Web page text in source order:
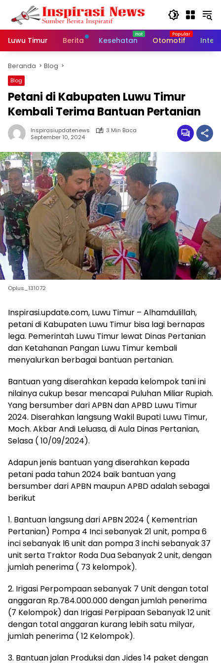
Langsung
konten
Luwu Timur
Berita Kesehatan Otomotif
Beranda Blog
Blog
Petani di Kabupaten Luwu Timur
Kembali Terima Bantuan Pertanian
Inspirasiupdatenews
3 Min Baca
September 10, 2024
Oplus_131072
Inspirasi.update.com, Luwu Timur – Alhamdulillah,
petani di Kabupaten Luwu Timur bisa lagi bernapas
lega. Pemerintah Luwu Timur lewat Dinas Pertanian
dan Ketahanan Pangan Luwu Timur kembali
menyalurkan berbagai bantuan pertanian.
Bantuan yang diserahkan kepada kelompok tani ini
nilainya cukup besar mencapai Puluhan Miliar Rupiah.
Yang bersumber dari APBN dan APBD Luwu Timur
2024. Diserahkan langsung Wakil Bupati Luwu Timur,
Moch. Akbar Andi Leluasa, di Aula Dinas Pertanian,
Selasa ( 10/09/2024).
Adapun jenis bantuan yang diserahkan kepada
petani pada tahun 2024 baik bantuan yang
bersumber dari APBN maupun APBD adalah sebagai
berikut
1. Bantuan langsung dari APBN 2024 ( Kementrian
Pertanian) Pompa 4 Inci sebanyak 21 unit, pompa 6
inci sebanyak l6 unit dan pompa 3 inchi sebanyak 37
unit serta Traktor Roda Dua Sebanyak 2 unit, dengan
jumlah penerima ( 73 kelompok).
2. Irigasi Perpompaan sebanyak 7 Unit dengan total
anggaran Rp.784.000.000 dengan jumlah penerima
(7 Kelompok) dan Irigasi Perpipaan Sebanyak 12 unit
dengan total anggaran kurang lebih satu milyar,
jumlah penerima ( 12 Kelompok).
3. Bantuan jalan Produksi dan Jides 14 paket dengan